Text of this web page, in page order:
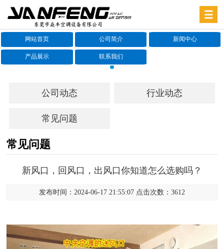
网站首页 公司简介 新闻中心
产品展示 联系我们
公司动态 行业动态
常见问题
常见问题
新风口，回风口，出风口你知道怎么选购吗？
发布时间：2024-06-17 21:55:07 点击次数：3612